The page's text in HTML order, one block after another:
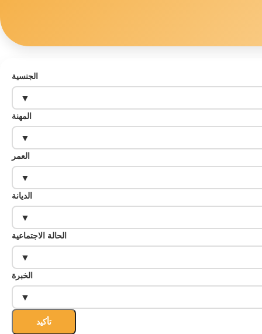
الجنسية
المهنة
العمر
الديانة
الحالة الاجتماعية
الخبرة
تأكيد